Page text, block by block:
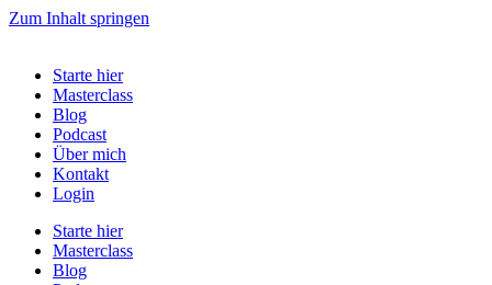
Zum Inhalt springen
Starte hier
Masterclass
Blog
Podcast
Über mich
Kontakt
Login
Starte hier
Masterclass
Blog